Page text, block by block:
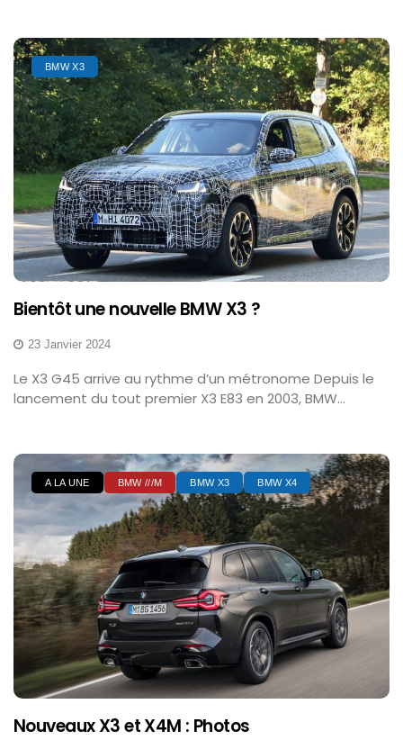
BMW X3
Bientôt une nouvelle BMW X3 ?
23 Janvier 2024
Le X3 G45 arrive au rythme d’un métronome Depuis le
lancement du tout premier X3 E83 en 2003, BMW...
A LA UNE BMW ///M BMW X3 BMW X4
Nouveaux X3 et X4M : Photos